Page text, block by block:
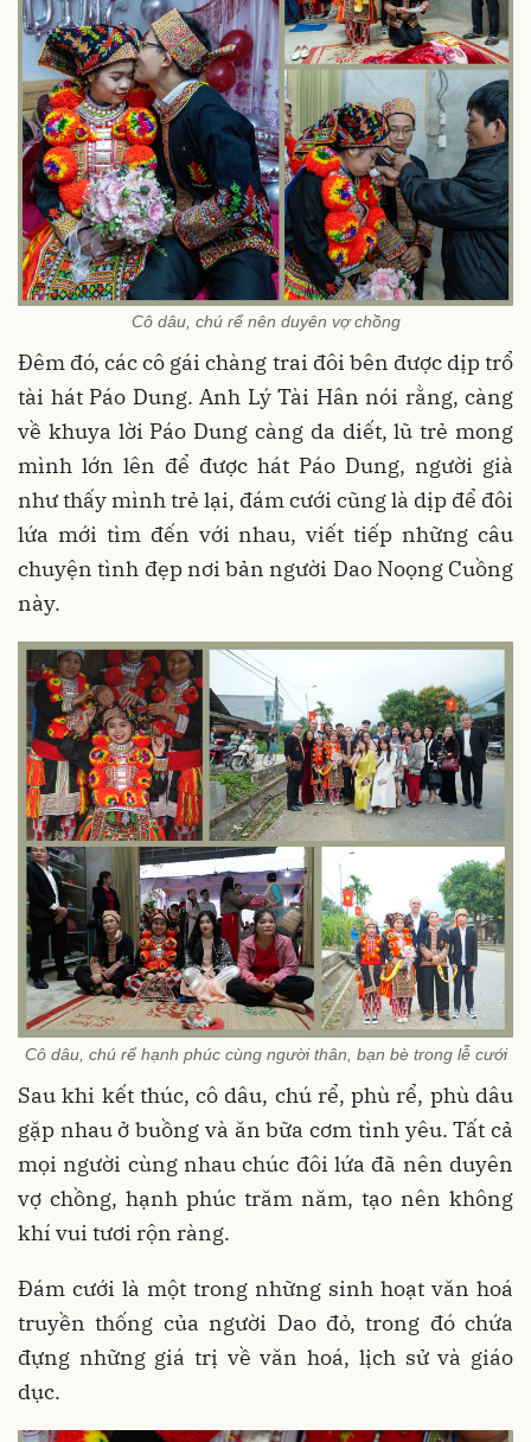
Cô dâu, chú rể nên duyên vợ chồng
Đêm đó, các cô gái chàng trai đôi bên được dịp trổ
tài hát Páo Dung. Anh Lý Tài Hân nói rằng, càng
về khuya lời Páo Dung càng da diết, lũ trẻ mong
mình lớn lên để được hát Páo Dung, người già
như thấy mình trẻ lại, đám cưới cũng là dịp để đôi
lứa mới tìm đến với nhau, viết tiếp những câu
chuyện tình đẹp nơi bản người Dao Noọng Cuồng
này.
Cô dâu, chú rể hạnh phúc cùng người thân, bạn bè trong lễ cưới
Sau khi kết thúc, cô dâu, chú rể, phù rể, phù dâu
gặp nhau ở buồng và ăn bữa cơm tình yêu. Tất cả
mọi người cùng nhau chúc đôi lứa đã nên duyên
vợ chồng, hạnh phúc trăm năm, tạo nên không
khí vui tươi rộn ràng.
Đám cưới là một trong những sinh hoạt văn hoá
truyền thống của người Dao đỏ, trong đó chứa
đựng những giá trị về văn hoá, lịch sử và giáo
dục.